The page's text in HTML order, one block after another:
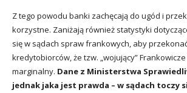
Z tego powodu banki zachęcają do ugód i
korzystne. Zaniżają również statystyki
się w sądach spraw frankowych, aby
kredytobiorców, że tzw. „wojujący”
marginalny. Dane z Ministerstwa
jednak jaka jest prawda – w sądach toczy